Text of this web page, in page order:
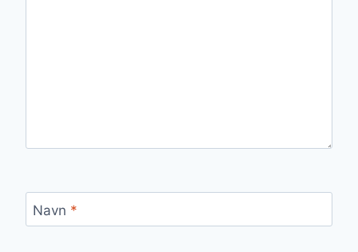
Navn *